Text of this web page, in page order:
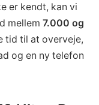
er kendt, kan vi
mellem 7.000 og
tid til at overveje,
og en ny telefon